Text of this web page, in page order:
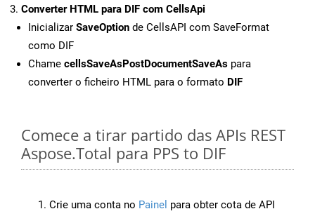
Converter HTML para DIF com CellsApi
Inicializar SaveOption de CellsAPI com SaveFormat
como DIF
Chame cellsSaveAsPostDocumentSaveAs para
converter o ficheiro HTML para o formato DIF
Comece a tirar partido das APIs REST
Aspose.Total para PPS to DIF
Crie uma conta no Painel para obter cota de API